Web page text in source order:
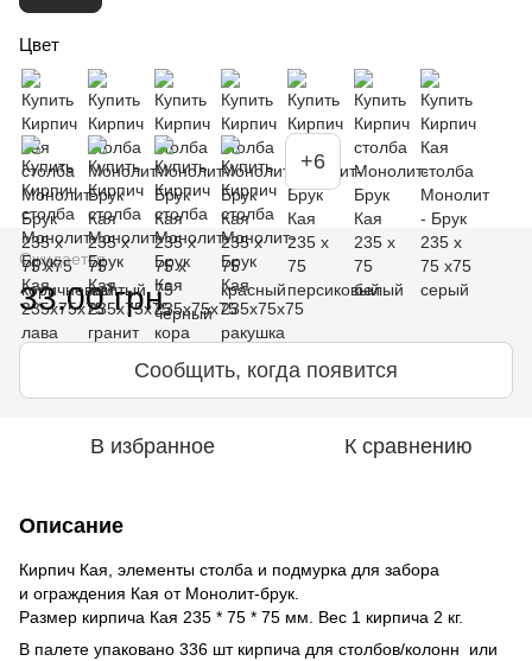
Цвет
+6
Ожидается
33.00 грн
Сообщить, когда появится
В избранное К сравнению
Описание
Кирпич Кая, элементы столба и подмурка для забора
и ограждения Кая от Монолит-брук.
Размер кирпича Кая 235 * 75 * 75 мм. Вес 1 кирпича 2 кг.
В палете упаковано 336 шт кирпича для столбов/колонн или